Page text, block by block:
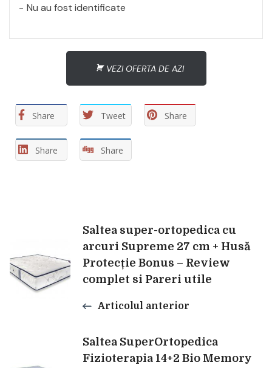
Nu au fost identificate
VEZI OFERTA DE AZI
Share Tweet Share
Share Share
Navigare
în
articole
Saltea super-ortopedica cu
arcuri Supreme 27 cm + Husă
Protecție Bonus – Review
complet si Pareri utile
Articolul anterior
Saltea SuperOrtopedica
Fizioterapia 14+2 Bio Memory